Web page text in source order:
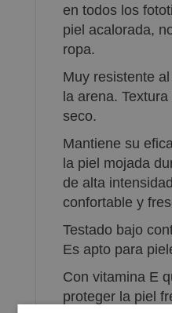
en todos los
piel acalorada,
ropa.
Muy resistente
la arena.
seco.
Mantiene su
la piel mojada
de alta
confortable y
Testado bajo
Es apto para
Con vitamina E
proteger la piel